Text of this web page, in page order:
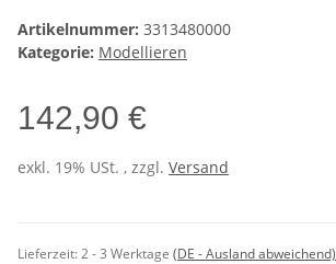
Artikelnummer: 3313480000
Kategorie: Modellieren
142,90 €
exkl. 19% USt. , zzgl. Versand
Lieferzeit:2 - 3 Werktage (DE - Ausland abweichend)